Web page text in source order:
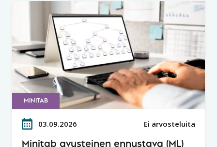
MINITAB
03.09.2026 Ei arvosteluita
Minitab avusteinen ennustava (ML)